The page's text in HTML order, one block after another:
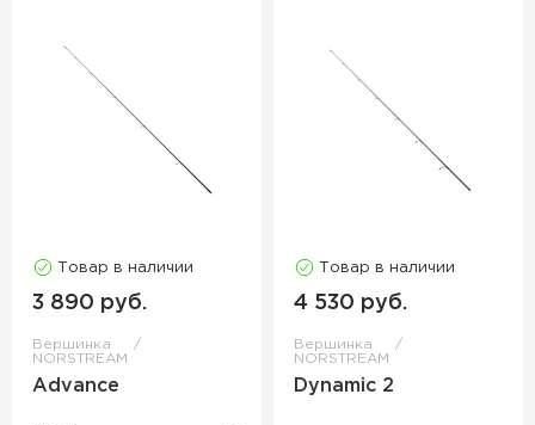
Товар в наличии
3 890 руб.
Вершинка
NORSTREAM
Advance
Товар в наличии
4 530 руб.
Вершинка
NORSTREAM
Dynamic 2